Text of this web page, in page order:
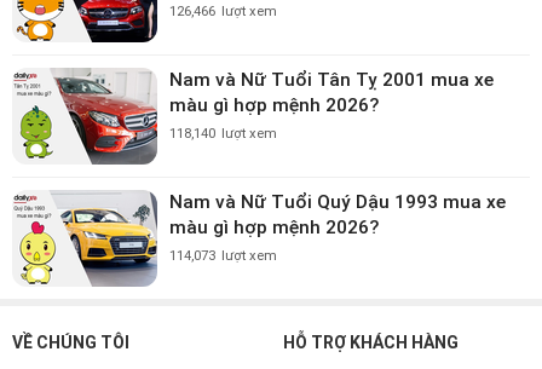
126,466 lượt xem
Nam và Nữ Tuổi Tân Tỵ 2001 mua xe
màu gì hợp mệnh 2026?
118,140 lượt xem
Nam và Nữ Tuổi Quý Dậu 1993 mua xe
màu gì hợp mệnh 2026?
114,073 lượt xem
VỀ CHÚNG TÔI HỖ TRỢ KHÁCH HÀNG